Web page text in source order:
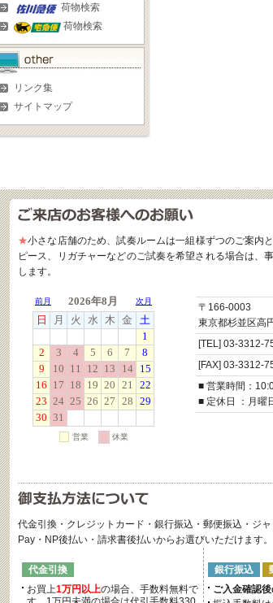
荷物検索
荷物検索
リンク集
サイトマップ
★小さな店舗のため、試奏ルームは一組様ずつのご案内
ピース、リガチャーなどのご試奏を希望される場合は、
します。
〒166-0003
東京都杉並区高
[TEL] 03-3312-
[FAX] 03-3312-
■ 営業時間：
■ 定休日 ：月曜
代金引換・クレジットカード・銀行振込・郵便振込・ジ
Pay・NP後払い・請求書後払いからお選びいただけます。
代金引換
お買上1万円以上の場合、手数料無料で
銀行振込
ご入金確認後